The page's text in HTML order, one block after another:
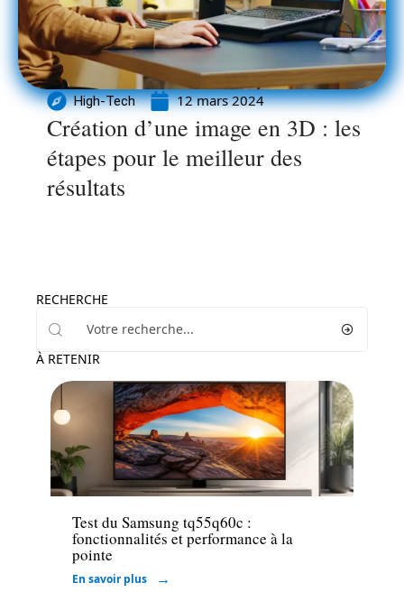
High-Tech 12 mars 2024
Création d’une image en 3D : les
étapes pour le meilleur des
résultats
RECHERCHE
À RETENIR
High-Tech
Test du Samsung tq55q60c :
fonctionnalités et performance à la
pointe
En savoir plus